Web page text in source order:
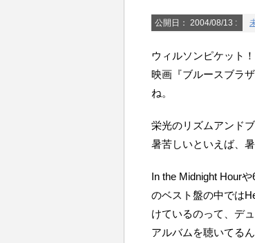
公開日： 2004/08/13 :
ウィルソンピケット！
映画『ブルースブラ
ね。
栄光のリズムアンド
暑苦しいといえば、暑
In the Midnight Hour
のベスト盤の中では
けているのって、デ
アルバムを聴いてる